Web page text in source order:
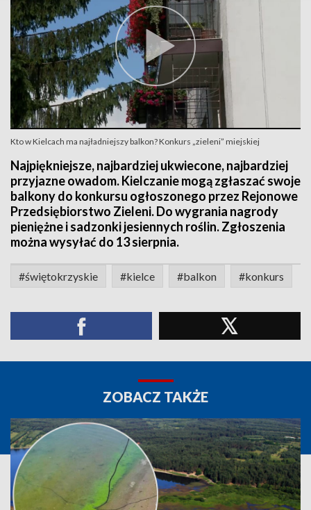
Kto w Kielcach ma najładniejszy balkon? Konkurs „zieleni” miejskiej
Najpiękniejsze, najbardziej ukwiecone, najbardziej
przyjazne owadom. Kielczanie mogą zgłaszać swoje
balkony do konkursu ogłoszonego przez Rejonowe
Przedsiębiorstwo Zieleni. Do wygrania nagrody
pieniężne i sadzonki jesiennych roślin. Zgłoszenia
można wysyłać do 13 sierpnia.
#świętokrzyskie #kielce #balkon #konkurs
ZOBACZ TAKŻE